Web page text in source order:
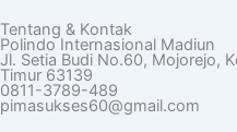
Tentang & Kontak
Polindo Internasional Madiun
Jl. Setia Budi No.60, Mojorejo,
Timur 63139
0811-3789-489
pimasukses60@gmail.com